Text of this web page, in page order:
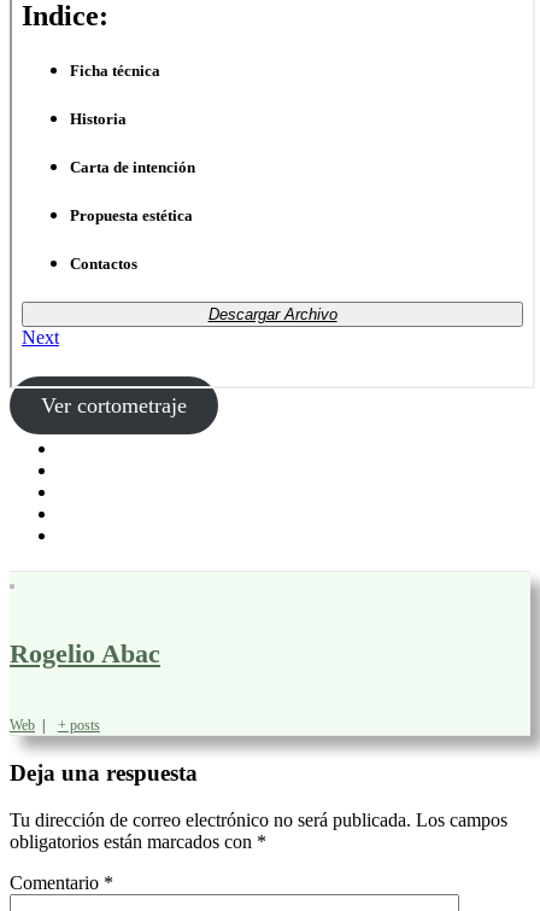
Ver cortometraje
Rogelio Abac
Web + posts
Deja una respuesta
Tu dirección de correo electrónico no será publicada. Los campos
obligatorios están marcados con *
Comentario *